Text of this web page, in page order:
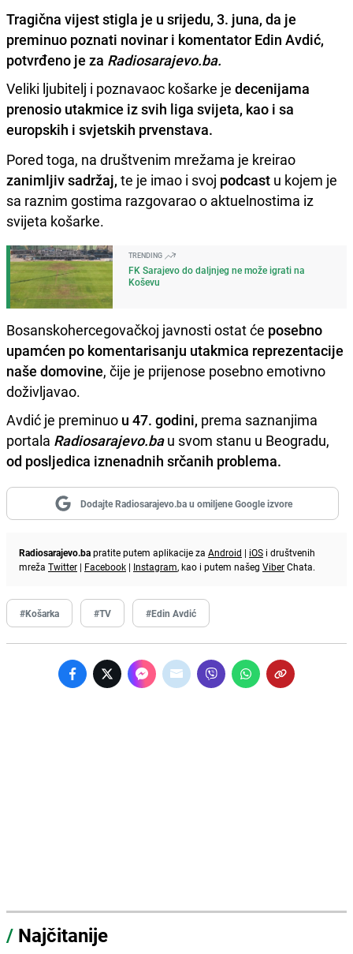
Tragična vijest stigla je u srijedu, 3. juna, da je
preminuo poznati novinar i komentator Edin Avdić,
potvrđeno je za Radiosarajevo.ba.
Veliki ljubitelj i poznavaoc košarke je decenijama
prenosio utakmice iz svih liga svijeta, kao i sa
europskih i svjetskih prvenstava.
Pored toga, na društvenim mrežama je kreirao
zanimljiv sadržaj, te je imao i svoj podcast u kojem je
sa raznim gostima razgovarao o aktuelnostima iz
svijeta košarke.
TRENDING
FK Sarajevo do daljnjeg ne može igrati na
Koševu
Bosanskohercegovačkoj javnosti ostat će posebno
upamćen po komentarisanju utakmica reprezentacije
naše domovine, čije je prijenose posebno emotivno
doživljavao.
Avdić je preminuo u 47. godini, prema saznanjima
portala Radiosarajevo.bau svom stanu u Beogradu,
od posljedica iznenadnih srčanih problema.
Dodajte Radiosarajevo.ba u omiljene Google izvore
Radiosarajevo.bapratite putem aplikacije za Android | iOS i društvenih
mreža Twitter | Facebook | Instagram, kao i putem našeg ViberChata.
#Košarka #TV #Edin Avdić
/ Najčitanije